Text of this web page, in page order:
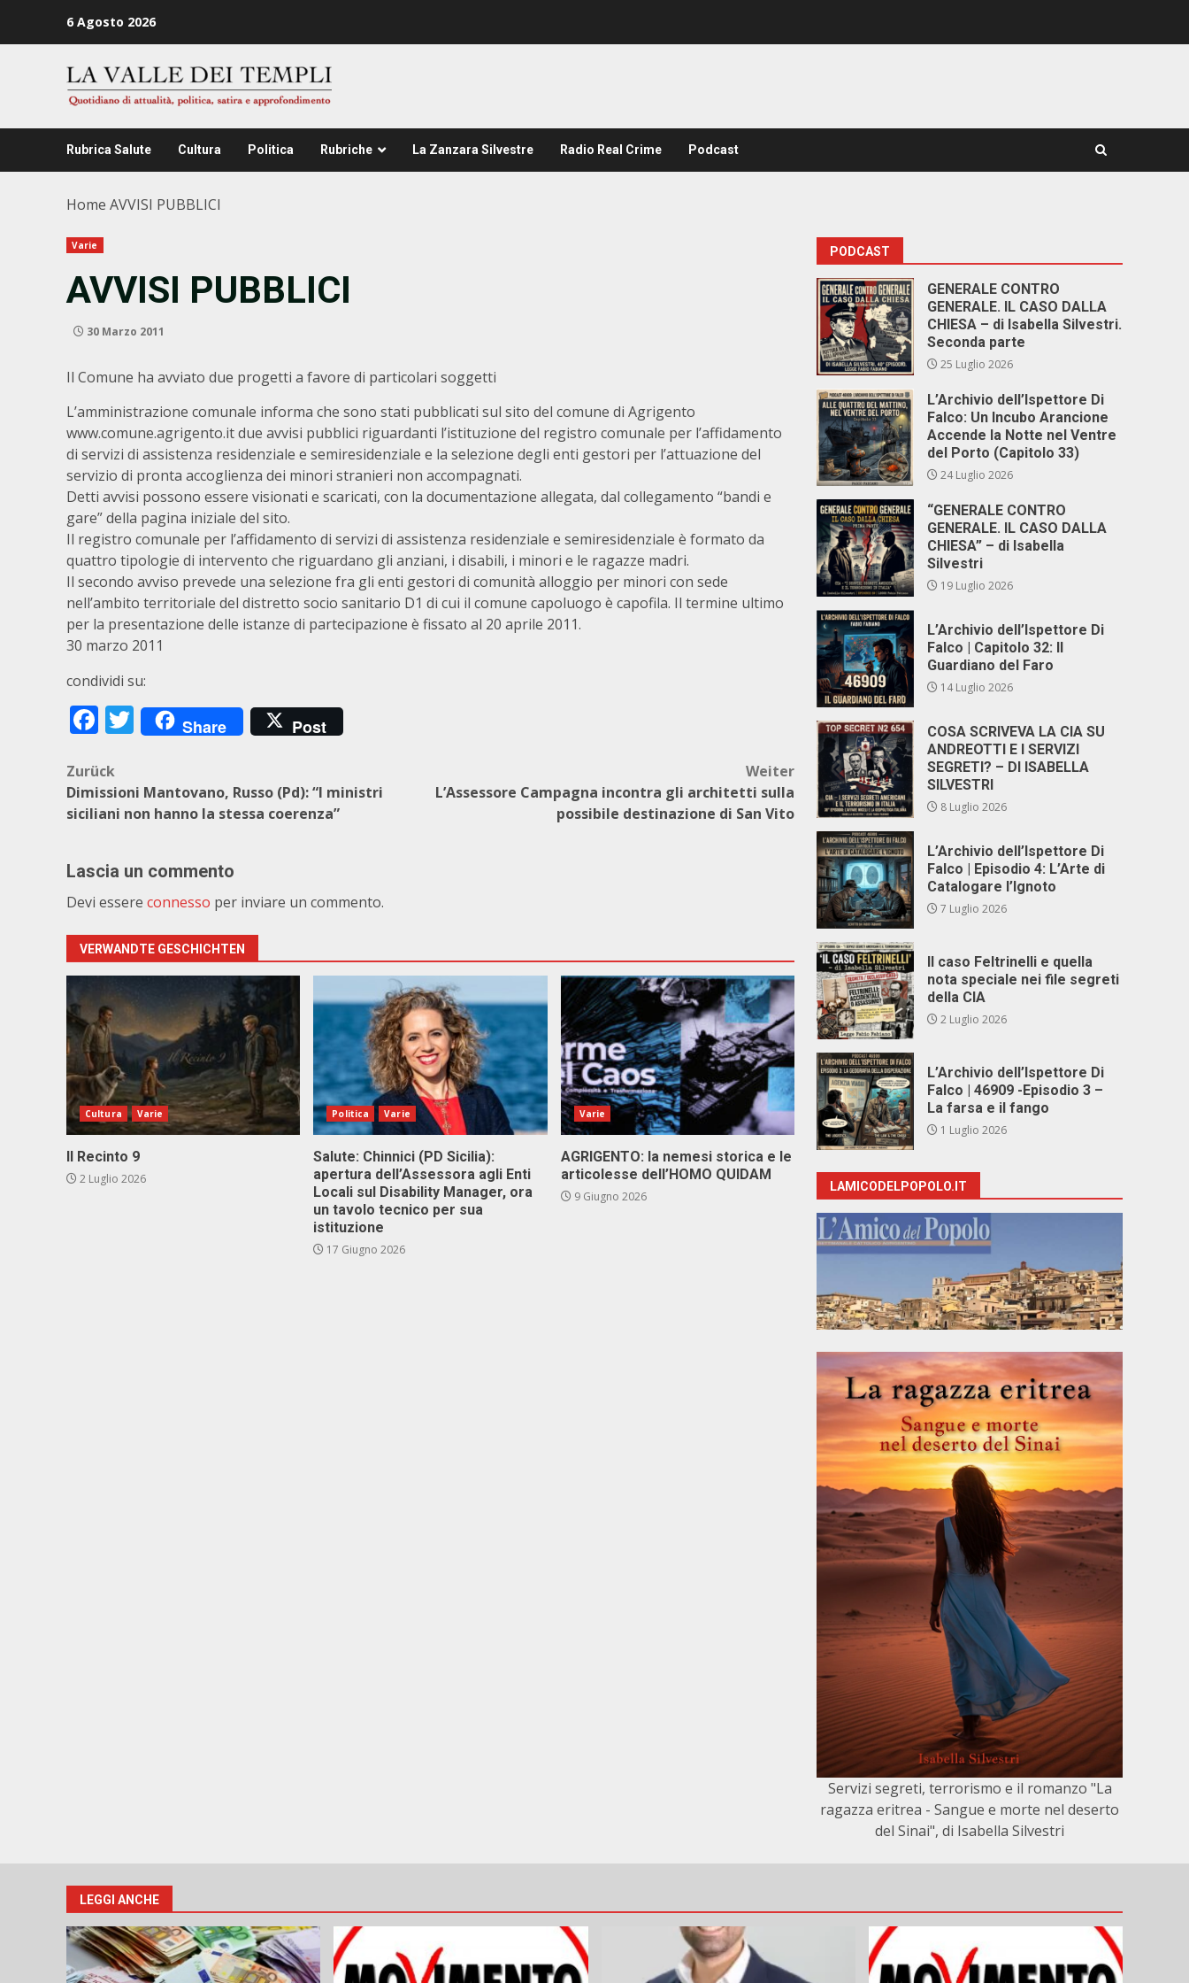
6 Agosto 2026
Rubrica Salute Cultura Politica Rubriche La Zanzara Silvestre Radio Real Crime Podcast
Home AVVISI PUBBLICI
Varie
AVVISI PUBBLICI
30 Marzo 2011
Il Comune ha avviato due progetti a favore di particolari soggetti
L’amministrazione comunale informa che sono stati pubblicati sul sito del comune di Agrigento
www.comune.agrigento.it due avvisi pubblici riguardanti l’istituzione del registro comunale per l’affidamento
di servizi di assistenza residenziale e semiresidenziale e la selezione degli enti gestori per l’attuazione del
servizio di pronta accoglienza dei minori stranieri non accompagnati.
Detti avvisi possono essere visionati e scaricati, con la documentazione allegata, dal collegamento “bandi e
gare” della pagina iniziale del sito.
Il registro comunale per l’affidamento di servizi di assistenza residenziale e semiresidenziale è formato da
quattro tipologie di intervento che riguardano gli anziani, i disabili, i minori e le ragazze madri.
Il secondo avviso prevede una selezione fra gli enti gestori di comunità alloggio per minori con sede
nell’ambito territoriale del distretto socio sanitario D1 di cui il comune capoluogo è capofila. Il termine ultimo
per la presentazione delle istanze di partecipazione è fissato al 20 aprile 2011.
30 marzo 2011
condividi su:
Facebook
Twitter
Share Post
Beitragsnavigation
Zurück
Dimissioni Mantovano, Russo (Pd): “I ministri
siciliani non hanno la stessa coerenza”
Weiter
L’Assessore Campagna incontra gli architetti sulla
possibile destinazione di San Vito
Lascia un commento
Devi essere connesso per inviare un commento.
VERWANDTE GESCHICHTEN
Cultura Varie
Il Recinto 9
2 Luglio 2026
Politica Varie
Salute: Chinnici (PD Sicilia):
apertura dell’Assessora agli Enti
Locali sul Disability Manager, ora
un tavolo tecnico per sua
istituzione
17 Giugno 2026
Varie
AGRIGENTO: la nemesi storica e le
articolesse dell’HOMO QUIDAM
9 Giugno 2026
PODCAST
GENERALE CONTRO
GENERALE. IL CASO DALLA
CHIESA – di Isabella Silvestri.
Seconda parte
25 Luglio 2026
L’Archivio dell’Ispettore Di
Falco: Un Incubo Arancione
Accende la Notte nel Ventre
del Porto (Capitolo 33)
24 Luglio 2026
“GENERALE CONTRO
GENERALE. IL CASO DALLA
CHIESA” – di Isabella
Silvestri
19 Luglio 2026
L’Archivio dell’Ispettore Di
Falco | Capitolo 32: Il
Guardiano del Faro
14 Luglio 2026
COSA SCRIVEVA LA CIA SU
ANDREOTTI E I SERVIZI
SEGRETI? – DI ISABELLA
SILVESTRI
8 Luglio 2026
L’Archivio dell’Ispettore Di
Falco | Episodio 4: L’Arte di
Catalogare l’Ignoto
7 Luglio 2026
Il caso Feltrinelli e quella
nota speciale nei file segreti
della CIA
2 Luglio 2026
L’Archivio dell’Ispettore Di
Falco | 46909 -Episodio 3 –
La farsa e il fango
1 Luglio 2026
LAMICODELPOPOLO.IT
Servizi segreti, terrorismo e il romanzo "La
ragazza eritrea - Sangue e morte nel deserto
del Sinai", di Isabella Silvestri
LEGGI ANCHE